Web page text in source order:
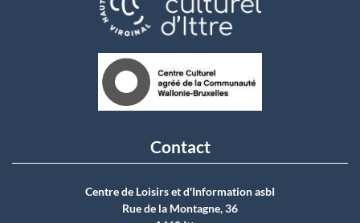
Contact
Centre de Loisirs et d'Information asbI
Rue de la Montagne, 36